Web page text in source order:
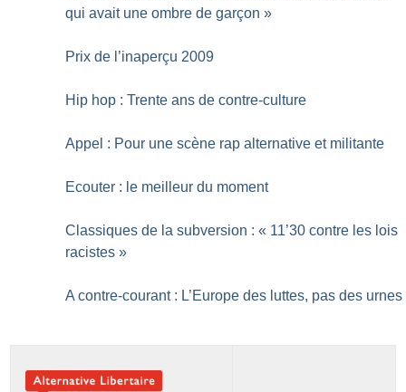
qui avait une ombre de garçon »
Prix de l’inaperçu 2009
Hip hop : Trente ans de contre-culture
Appel : Pour une scène rap alternative et militante
Ecouter : le meilleur du moment
Classiques de la subversion : « 11’30 contre les lois
racistes »
A contre-courant : L’Europe des luttes, pas des urnes